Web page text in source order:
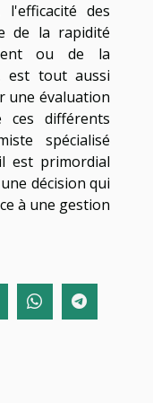
des
de la rapidité
ou de la
est tout aussi
une évaluation
différents
spécialisé
est primordial
décision qui
à une gestion